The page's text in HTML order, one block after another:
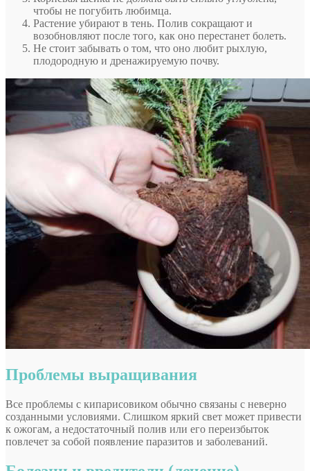
чтобы не погубить любимца.
Растение убирают в тень. Полив сокращают и
возобновляют после того, как оно перестанет болеть.
Не стоит забывать о том, что оно любит рыхлую,
плодородную и дренажируемую почву.
Проблемы выращивания
Все проблемы с кипарисовиком обычно связаны с неверно
созданными условиями. Слишком яркий свет может привести
к ожогам, а недостаточный полив или его переизбыток
повлечет за собой появление паразитов и заболеваний.